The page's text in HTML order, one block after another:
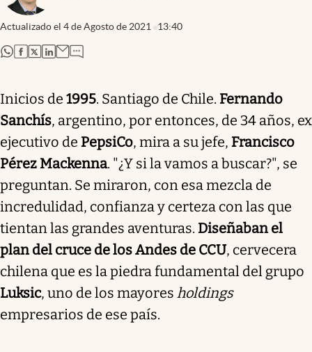
Actualizado el 4 de Agosto de 2021 13:40
abre en nueva pestaña
abre en nueva pestaña
abre en nueva pestaña
abre en nueva pestaña
Inicios de 1995. Santiago de Chile. Fernando
Sanchís, argentino, por entonces, de 34 años, ex
ejecutivo de PepsiCo, mira a su jefe, Francisco
Pérez Mackenna. "¿Y si la vamos a buscar?", se
preguntan. Se miraron, con esa mezcla de
incredulidad, confianza y certeza con las que
tientan las grandes aventuras. Diseñaban el
plan del cruce de los Andes de CCU, cervecera
chilena que es la piedra fundamental del grupo
Luksic, uno de los mayores holdings
empresarios de ese país.